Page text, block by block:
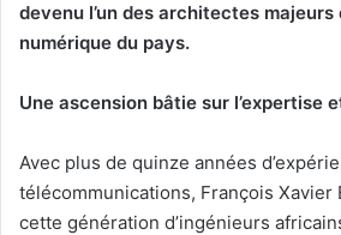
devenu l’un des architectes
numérique du pays.
Une ascension bâtie sur l’expertise
Avec plus de quinze années
télécommunications, François Xavier
cette génération d’ingénieurs